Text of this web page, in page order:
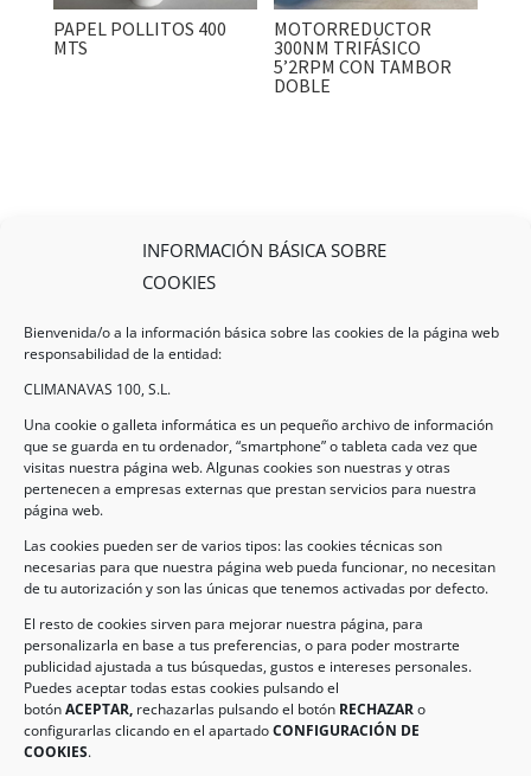
INFORMACIÓN BÁSICA SOBRE
COOKIES
Bienvenida/o a la información básica sobre las cookies de la página web
responsabilidad de la entidad:
CLIMANAVAS 100, S.L.
Una cookie o galleta informática es un pequeño archivo de información
que se guarda en tu ordenador, “smartphone” o tableta cada vez que
visitas nuestra página web. Algunas cookies son nuestras y otras
pertenecen a empresas externas que prestan servicios para nuestra
página web.
Las cookies pueden ser de varios tipos: las cookies técnicas son
necesarias para que nuestra página web pueda funcionar, no necesitan
de tu autorización y son las únicas que tenemos activadas por defecto.
El resto de cookies sirven para mejorar nuestra página, para
personalizarla en base a tus preferencias, o para poder mostrarte
publicidad ajustada a tus búsquedas, gustos e intereses personales.
Puedes aceptar todas estas cookies pulsando el
botónACEPTAR, rechazarlas pulsando el botón RECHAZARo
configurarlas clicando en el apartadoCONFIGURACIÓN DE
COOKIES.
PAPEL POLLITOS 400
MTS
MOTORREDUCTOR
300NM TRIFÁSICO
5’2RPM CON TAMBOR
DOBLE
Legal
AVISO LEGAL
POLÍTICA DE COOKIES
Información de Contacto
Dirección: